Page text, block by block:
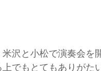
沢と小松で演奏会を
でもとてもありがた